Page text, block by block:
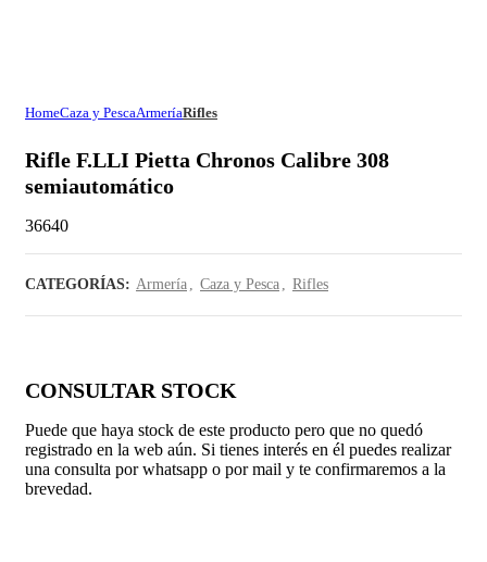
HomeCaza y PescaArmeríaRifles
Rifle F.LLI Pietta Chronos Calibre 308
semiautomático
36640
CATEGORÍAS: Armería , Caza y Pesca , Rifles
CONSULTAR STOCK
Puede que haya stock de este producto pero que no quedó
registrado en la web aún. Si tienes interés en él puedes realizar
una consulta por whatsapp o por mail y te confirmaremos a la
brevedad.